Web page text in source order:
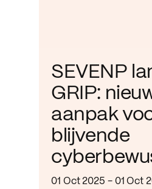
SEVENP
GRIP:
aanpak
blijvende
01 Oct 2025 - 01 Oct